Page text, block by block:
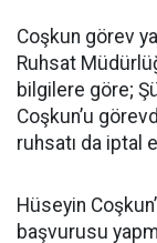
Coşkun görev
Ruhsat
bilgilere göre;
Coşkun’u
ruhsatı da iptal
Hüseyin
başvurusu